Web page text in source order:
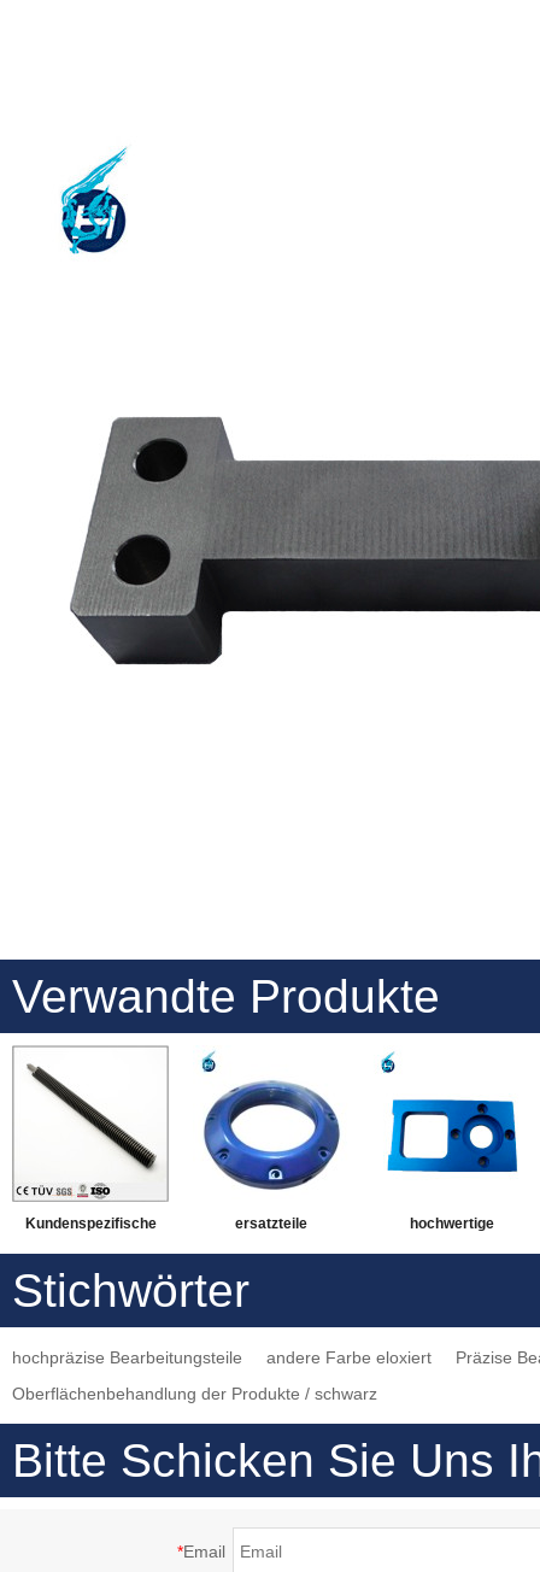
Verwandte Produkte
Kundenspezifische
Aluminium-
Hartanodisieranodisierung
mit Schwarzfärbung
und andere
Oberflächenbehandlungsdienste
ersatzteile
bunt eloxiert
ersatzteile
kundenspezifische
cnc-bearbeitung teile
hochwertige
Service bunte
Oberflächenbehandlung
Oxidationsprodukte
schwarz
Stichwörter
hochpräzise Bearbeitungsteile andere Farbe eloxiert
Präzise
Oberflächenbehandlung der Produkte / schwarz
Bitte Schicken Sie Uns
*Email